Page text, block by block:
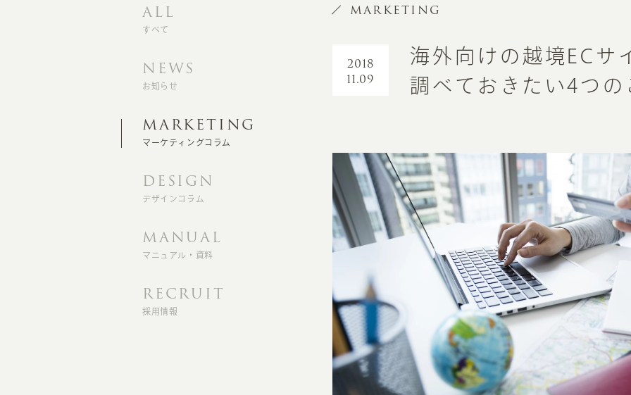
ALL
すべて
NEWS
お知らせ
MARKETING
マーケティングコラム
DESIGN
デザインコラム
MANUAL
マニュアル・資料
RECRUIT
採用情報
MARKETING
海外向けの越境ECサ
調べておきたい4つの
2018
11.09